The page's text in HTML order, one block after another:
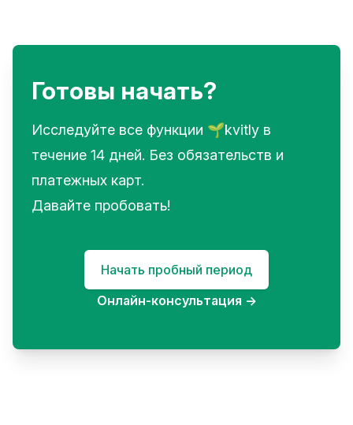
Готовы начать?
Исследуйте все функции 🌱kvitly в
течение 14 дней. Без обязательств и
платежных карт.
Давайте пробовать!
Начать пробный период
Онлайн-консультация →